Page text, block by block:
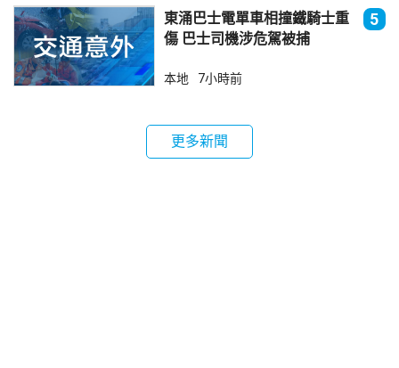
東涌巴士電單車相撞鐵騎士重
傷 巴士司機涉危駕被捕
5
本地 7小時前
更多新聞